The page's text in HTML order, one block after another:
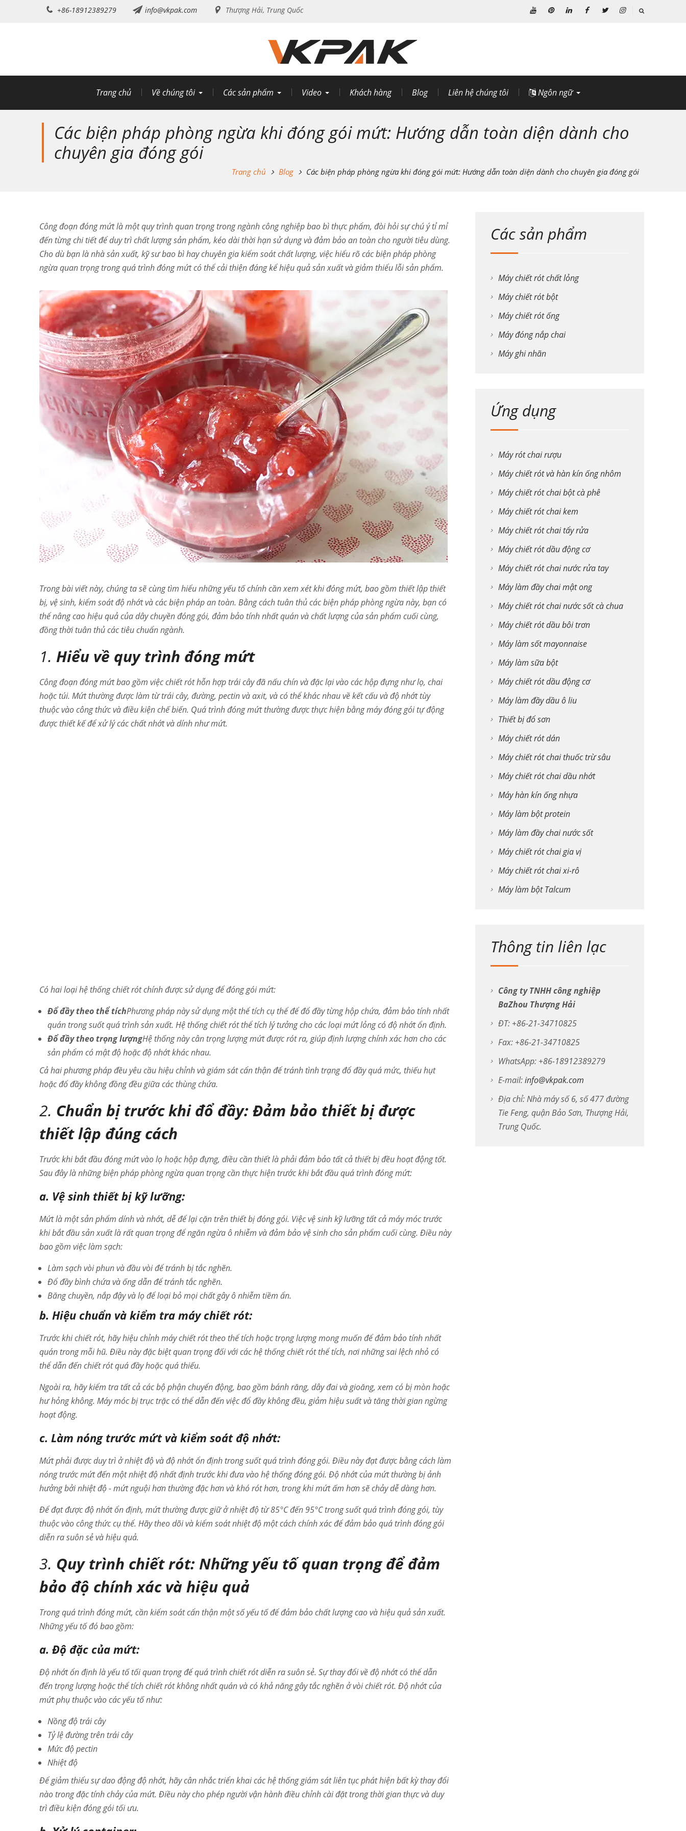
+86-18912389279 info@vkpak.com Thượng Hải, Trung Quốc
Trang chủ Về chúng tôi Các sản phẩm Video Khách hàng Blog Liên hệ chúng tôi Ngôn ngữ
Các biện pháp phòng ngừa khi đóng gói mứt: Hướng dẫn toàn diện dành cho
chuyên gia đóng gói
Trang chủ Blog Các biện pháp phòng ngừa khi đóng gói mứt: Hướng dẫn toàn diện dành cho chuyên gia đóng gói
Công đoạn đóng mứt là một quy trình quan trọng trong ngành công nghiệp bao bì thực phẩm, đòi hỏi sự chú ý tỉ mỉ
đến từng chi tiết để duy trì chất lượng sản phẩm, kéo dài thời hạn sử dụng và đảm bảo an toàn cho người tiêu dùng.
Cho dù bạn là nhà sản xuất, kỹ sư bao bì hay chuyên gia kiểm soát chất lượng, việc hiểu rõ các biện pháp phòng
ngừa quan trọng trong quá trình đóng mứt có thể cải thiện đáng kể hiệu quả sản xuất và giảm thiểu lỗi sản phẩm.
Trong bài viết này, chúng ta sẽ cùng tìm hiểu những yếu tố chính cần xem xét khi đóng mứt, bao gồm thiết lập thiết
bị, vệ sinh, kiểm soát độ nhớt và các biện pháp an toàn. Bằng cách tuân thủ các biện pháp phòng ngừa này, bạn có
thể nâng cao hiệu quả của dây chuyền đóng gói, đảm bảo tính nhất quán và chất lượng của sản phẩm cuối cùng,
đồng thời tuân thủ các tiêu chuẩn ngành.
1. Hiểu về quy trình đóng mứt
Công đoạn đóng mứt bao gồm việc chiết rót hỗn hợp trái cây đã nấu chín và đặc lại vào các hộp đựng như lọ, chai
hoặc túi. Mứt thường được làm từ trái cây, đường, pectin và axit, và có thể khác nhau về kết cấu và độ nhớt tùy
thuộc vào công thức và điều kiện chế biến. Quá trình đóng mứt thường được thực hiện bằng máy đóng gói tự động
được thiết kế để xử lý các chất nhớt và dính như mứt.
Có hai loại hệ thống chiết rót chính được sử dụng để đóng gói mứt:
Đổ đầy theo thể tíchPhương pháp này sử dụng một thể tích cụ thể để đổ đầy từng hộp chứa, đảm bảo tính nhất
quán trong suốt quá trình sản xuất. Hệ thống chiết rót thể tích lý tưởng cho các loại mứt lỏng có độ nhớt ổn định.
Đổ đầy theo trọng lượngHệ thống này cân trọng lượng mứt được rót ra, giúp định lượng chính xác hơn cho các
sản phẩm có mật độ hoặc độ nhớt khác nhau.
Cả hai phương pháp đều yêu cầu hiệu chỉnh và giám sát cẩn thận để tránh tình trạng đổ đầy quá mức, thiếu hụt
hoặc đổ đầy không đồng đều giữa các thùng chứa.
2. Chuẩn bị trước khi đổ đầy: Đảm bảo thiết bị được
thiết lập đúng cách
Trước khi bắt đầu đóng mứt vào lọ hoặc hộp đựng, điều cần thiết là phải đảm bảo tất cả thiết bị đều hoạt động tốt.
Sau đây là những biện pháp phòng ngừa quan trọng cần thực hiện trước khi bắt đầu quá trình đóng mứt:
a. Vệ sinh thiết bị kỹ lưỡng:
Mứt là một sản phẩm dính và nhớt, dễ để lại cặn trên thiết bị đóng gói. Việc vệ sinh kỹ lưỡng tất cả máy móc trước
khi bắt đầu sản xuất là rất quan trọng để ngăn ngừa ô nhiễm và đảm bảo vệ sinh cho sản phẩm cuối cùng. Điều này
bao gồm việc làm sạch:
Làm sạch vòi phun và đầu vòi để tránh bị tắc nghẽn.
Đổ đầy bình chứa và ống dẫn để tránh tắc nghẽn.
Băng chuyền, nắp đậy và lọ để loại bỏ mọi chất gây ô nhiễm tiềm ẩn.
b. Hiệu chuẩn và kiểm tra máy chiết rót:
Trước khi chiết rót, hãy hiệu chỉnh máy chiết rót theo thể tích hoặc trọng lượng mong muốn để đảm bảo tính nhất
quán trong mỗi hũ. Điều này đặc biệt quan trọng đối với các hệ thống chiết rót thể tích, nơi những sai lệch nhỏ có
thể dẫn đến chiết rót quá đầy hoặc quá thiếu.
Ngoài ra, hãy kiểm tra tất cả các bộ phận chuyển động, bao gồm bánh răng, dây đai và gioăng, xem có bị mòn hoặc
hư hỏng không. Máy móc bị trục trặc có thể dẫn đến việc đổ đầy không đều, giảm hiệu suất và tăng thời gian ngừng
hoạt động.
c. Làm nóng trước mứt và kiểm soát độ nhớt:
Mứt phải được duy trì ở nhiệt độ và độ nhớt ổn định trong suốt quá trình đóng gói. Điều này đạt được bằng cách làm
nóng trước mứt đến một nhiệt độ nhất định trước khi đưa vào hệ thống đóng gói. Độ nhớt của mứt thường bị ảnh
hưởng bởi nhiệt độ - mứt nguội hơn thường đặc hơn và khó rót hơn, trong khi mứt ấm hơn sẽ chảy dễ dàng hơn.
Để đạt được độ nhớt ổn định, mứt thường được giữ ở nhiệt độ từ 85°C đến 95°C trong suốt quá trình đóng gói, tùy
thuộc vào công thức cụ thể. Hãy theo dõi và kiểm soát nhiệt độ một cách chính xác để đảm bảo quá trình đóng gói
diễn ra suôn sẻ và hiệu quả.
3. Quy trình chiết rót: Những yếu tố quan trọng để đảm
bảo độ chính xác và hiệu quả
Trong quá trình đóng mứt, cần kiểm soát cẩn thận một số yếu tố để đảm bảo chất lượng cao và hiệu quả sản xuất.
Những yếu tố đó bao gồm:
a. Độ đặc của mứt:
Độ nhớt ổn định là yếu tố tối quan trọng để quá trình chiết rót diễn ra suôn sẻ. Sự thay đổi về độ nhớt có thể dẫn
đến trọng lượng hoặc thể tích chiết rót không nhất quán và có khả năng gây tắc nghẽn ở vòi chiết rót. Độ nhớt của
mứt phụ thuộc vào các yếu tố như:
Nồng độ trái cây
Tỷ lệ đường trên trái cây
Mức độ pectin
Nhiệt độ
Để giảm thiểu sự dao động độ nhớt, hãy cân nhắc triển khai các hệ thống giám sát liên tục phát hiện bất kỳ thay đổi
nào trong đặc tính chảy của mứt. Điều này cho phép người vận hành điều chỉnh cài đặt trong thời gian thực và duy
trì điều kiện đóng gói tối ưu.
Các sản phẩm
Máy chiết rót chất lỏng
Máy chiết rót bột
Máy chiết rót ống
Máy đóng nắp chai
Máy ghi nhãn
Ứng dụng
Máy rót chai rượu
Máy chiết rót và hàn kín ống nhôm
Máy chiết rót chai bột cà phê
Máy chiết rót chai kem
Máy chiết rót chai tẩy rửa
Máy chiết rót dầu động cơ
Máy chiết rót chai nước rửa tay
Máy làm đầy chai mật ong
Máy chiết rót chai nước sốt cà chua
Máy chiết rót dầu bôi trơn
Máy làm sốt mayonnaise
Máy làm sữa bột
Máy chiết rót dầu động cơ
Máy làm đầy dầu ô liu
Thiết bị đổ sơn
Máy chiết rót dán
Máy chiết rót chai thuốc trừ sâu
Máy chiết rót chai dầu nhớt
Máy hàn kín ống nhựa
Máy làm bột protein
Máy làm đầy chai nước sốt
Máy chiết rót chai gia vị
Máy chiết rót chai xi-rô
Máy làm bột Talcum
Thông tin liên lạc
Công ty TNHH công nghiệp
BaZhou Thượng Hải
ĐT: +86-21-34710825
Fax: +86-21-34710825
WhatsApp: +86-18912389279
E-mail:info@vkpak.com
Địa chỉ: Nhà máy số 6, số 477 đường
Tie Feng, quận Bảo Sơn, Thượng Hải,
Trung Quốc.